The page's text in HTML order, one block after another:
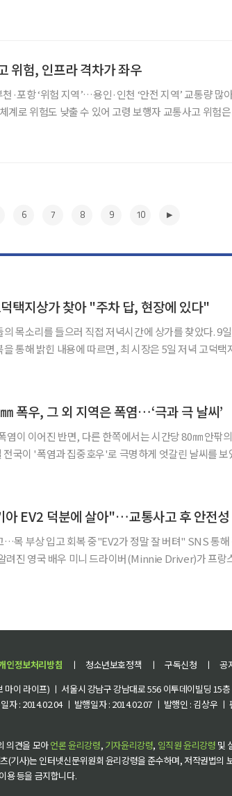
위험, 인프라 격차가 좌우
·포항 ‘위험 지역’…용인·인천 ‘안전 지역’ 교통량 많
있어 고령 보행자 교통사고 위험은 교통량,
6 7 8 9 10
택지상가 찾아 "주차 답, 현장에 있다"
소리를 들으러 직접 저녁시간에 상가를 찾았다. 9일 최원용 평
통해 밝힌 내용에 따르면, 최 시장은 5일 저녁 고덕택
폭우, 그 외 지역은 폭염…‘극과 극 날씨’
염이 이어진 반면, 다른 한쪽에서는 시간당 80㎜ 안팎
국이 '폭염과 집중호우'로 극명하게 엇갈린 날씨를 보였다.
아 EV2 덕분에 살아"…교통사고 후 안전성
…목 부상 입고 회복 중"EV2가 정말 잘 버텨" SNS 통해
려진 영국 배우 미니 드라이버(Minnie Driver)가 프랑
인정보처리방침 ㅣ 청소년보호정책 ㅣ 구독신청 ㅣ 공
마이 라이프) ㅣ 서울시 강남구 강남대로 556 이투데이빌딩 15
자 : 2014.02.04 ㅣ 발행일자 : 2014.02.07 ㅣ 발행인 : 김상우
의견을 모아언론 윤리강령, 기자윤리강령, 임직원 윤리강령 및
(기사)는 인터넷신문위원회 윤리강령을 준수하며, 저작권법의
용 등을 금지합니다.